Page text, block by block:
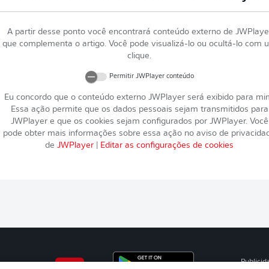
A partir desse ponto você encontrará conteúdo externo de
que complementa o artigo. Você pode visualizá-lo ou ocultá-lo com
clique.
Permitir JWPlayerconteúdo
Eu concordo que o conteúdo externo JWPlayerserá exibido para
Essa ação permite que os dados pessoais sejam transmitidos para
JWPlayere que os cookies sejam configurados por JWPlayer. Você
pode obter mais informações sobre essa ação no aviso de
de JWPlayer Editar as configurações de cookies